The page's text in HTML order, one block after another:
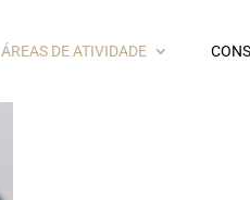
ÁREAS DE ATIVIDADE